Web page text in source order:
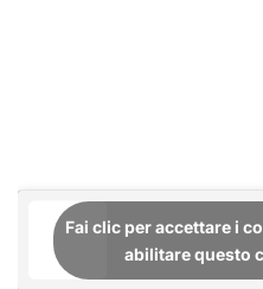
Fai clic per accettare i
abilitare questo